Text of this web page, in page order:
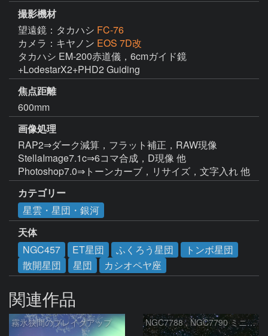
撮影機材
望遠鏡：タカハシ FC-76
カメラ：キヤノン EOS 7D改
タカハシ EM-200赤道儀，6cmガイド鏡
+LodestarX2+PHD2 Guiding
焦点距離
600mm
画像処理
RAP2⇒ダーク減算，フラット補正，RAW現像
StellaImage7.1c⇒6コマ合成，D現像 他
Photoshop7.0⇒トーンカーブ，リサイズ，文字入れ 他
カテゴリー
星雲・星団・銀河
天体
NGC457
ET星団 ふくろう星団
トンボ星団
散開星団
星団 カシオペヤ座
関連作品
霧氷狭間のブレイクアップ NGC7788 , NGC7790 ミニ二重星団